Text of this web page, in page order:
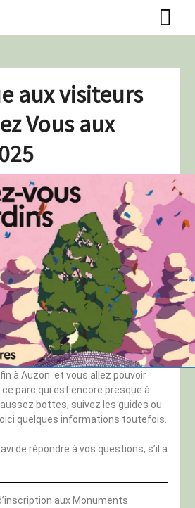
aux visiteurs
Vous aux
à Auzon et vous allez pouvoir
parc qui est encore presque à
bottes, suivez les guides ou
quelques informations toutefois.
de répondre à vos questions, s’il a
aux Monuments